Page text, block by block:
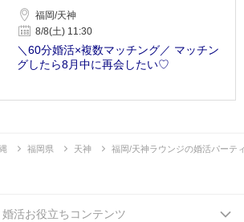
福岡/天神
8/8(土) 11:30
＼60分婚活×複数マッチング／ マッチン
グしたら8月中に再会したい♡
福岡県 天神 福岡/天神ラウンジの婚活パーテ
婚活お役立ちコンテンツ